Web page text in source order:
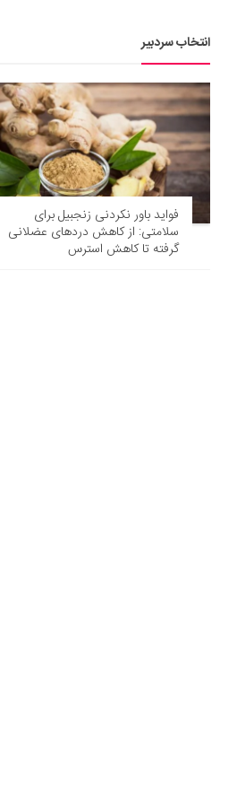
انتخاب سردبیر
فواید باور نکردنی زنجبیل برای
سلامتی: از کاهش درد‌های عضلانی
گرفته تا کاهش استرس